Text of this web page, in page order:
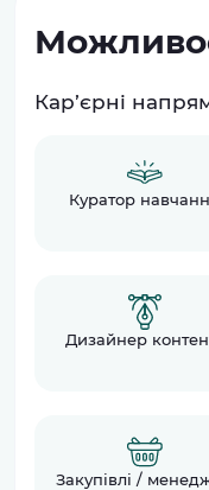
Кар’єрні
Куратор
Дизайнер
Закупівлі /